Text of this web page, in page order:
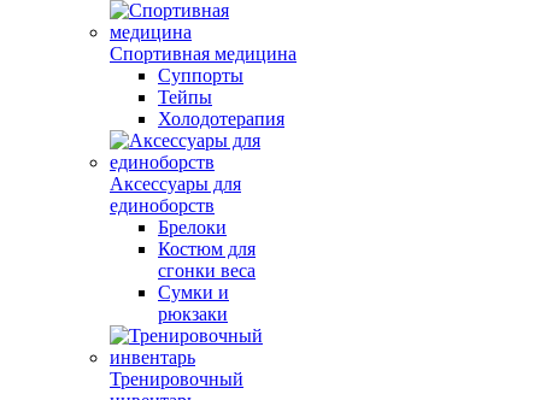
Спортивная медицина
Суппорты
Тейпы
Холодотерапия
Аксессуары для
единоборств
Брелоки
Костюм для
сгонки веса
Сумки и
рюкзаки
Тренировочный